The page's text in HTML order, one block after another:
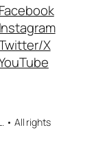
Facebook
Instagram
X
• All rights